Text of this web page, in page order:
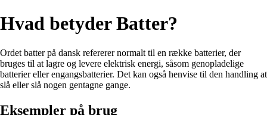
Hvad betyder Batter?
Ordet batter på dansk refererer normalt til en række batterier, der
bruges til at lagre og levere elektrisk energi, såsom genopladelige
batterier eller engangsbatterier. Det kan også henvise til den handling at
slå eller slå nogen gentagne gange.
Eksempler på brug